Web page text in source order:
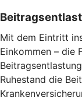
Mit dem Eintritt
Einkommen – die
Ruhestand die